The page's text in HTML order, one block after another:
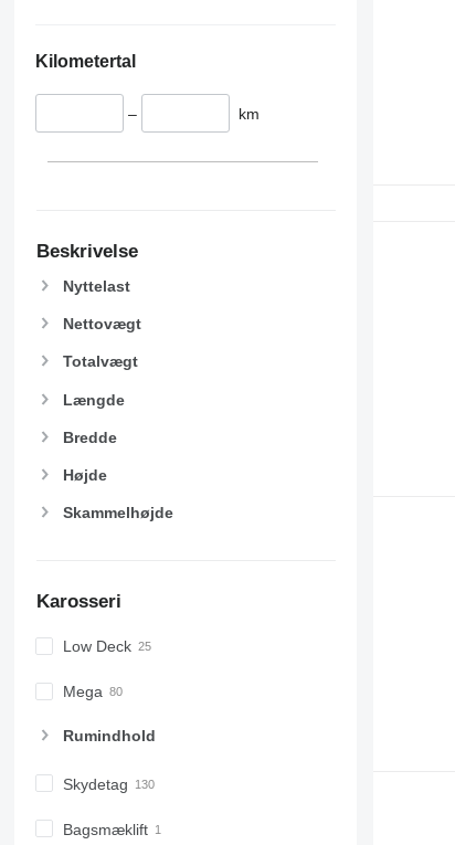
Kilometertal
– km
Beskrivelse
Nyttelast
Nettovægt
Totalvægt
Længde
Bredde
Højde
Skammelhøjde
Karosseri
Low Deck
Mega
Rumindhold
Skydetag
Bagsmæklift